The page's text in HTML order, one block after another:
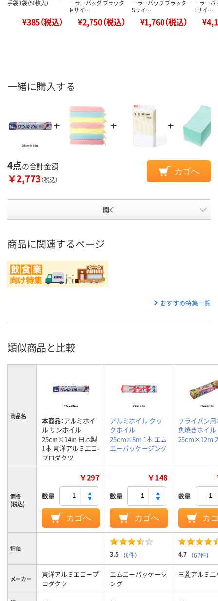
手袋 1袋（50枚入）
¥385（税込）
ーラーバッグ ブラック
Mサイ…
¥2,750（税込）
ーラーバッグ ブラック
Sサイ…
¥1,760（税込）
ーラーバ
Lサイ…
一緒に購入する
4点の合計金額
￥2,773（税込）
カゴへ
開く
商品に関連するページ
おすすめ特集一覧
類似商品と比較
商品名 本商品：アルミホイ
ル サンホイル
25cm×14m 日本製
1本 東洋アルミエコ-
プロダクツ
アルミホイル クッ
クホイル
25cm×8m 1本 エム
エーパッケージング
フライパン
魚焼きホイル
25cm×12m
価格
(税込)
￥297
数量
カゴへ
￥148
数量
カゴへ
数量
カ
評価
3.5 （6件） 4.7 （67件）
メーカー
東洋アルミエコープ
ロダクツ
エムエーパッケージ
ング
三菱アルミニ